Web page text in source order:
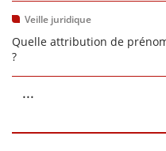
Veille juridique
Quelle attribution de
?
...